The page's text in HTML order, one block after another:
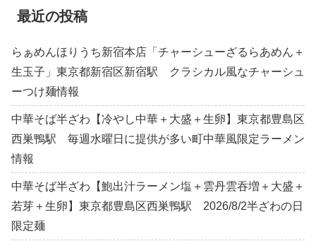
最近の投稿
らぁめんほりうち新宿本店「チャーシューざるらあめん＋
生玉子」東京都新宿区新宿駅 クラシカル風なチャーシュ
ーつけ麺情報
中華そば半ざわ【冷やし中華＋大盛＋生卵】東京都豊島区
西巣鴨駅 毎週水曜日に提供が多い町中華風限定ラーメン
情報
中華そば半ざわ【鮑出汁ラーメン塩＋雲丹雲吞増＋大盛＋
若芽＋生卵】東京都豊島区西巣鴨駅 2026/8/2半ざわの日
限定麺